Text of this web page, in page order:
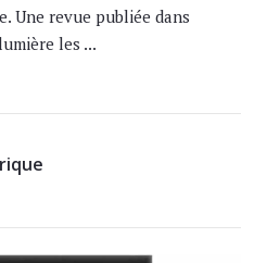
Une revue publiée dans
les ...